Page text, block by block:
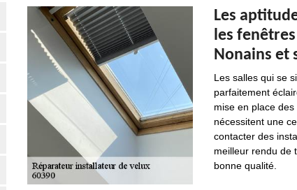
Les
les
Nonains et
Les salles qui se
parfaitement
mise en place
nécessitent une
contacter des
meilleur rendu de
bonne qualité.